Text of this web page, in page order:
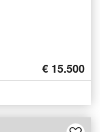
€ 15.500